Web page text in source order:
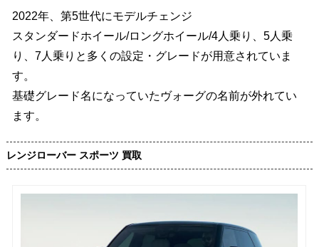
2022年、第5世代にモデルチェンジ
スタンダードホイール/ロングホイール/4人乗り、5人乗
り、7人乗りと多くの設定・グレードが用意されていま
す。
基礎グレード名になっていたヴォーグの名前が外れてい
ます。
レンジローバー スポーツ 買取